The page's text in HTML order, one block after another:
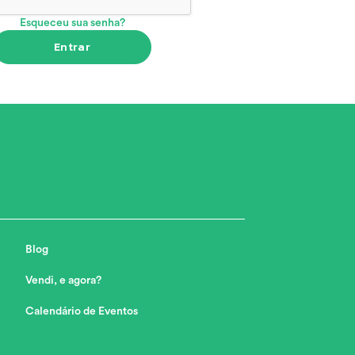
Esqueceu sua senha?
Entrar
Blog
Vendi, e agora?
Calendário de Eventos